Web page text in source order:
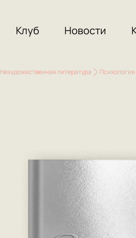
Клуб Новости
Нехудожественная литература Психология